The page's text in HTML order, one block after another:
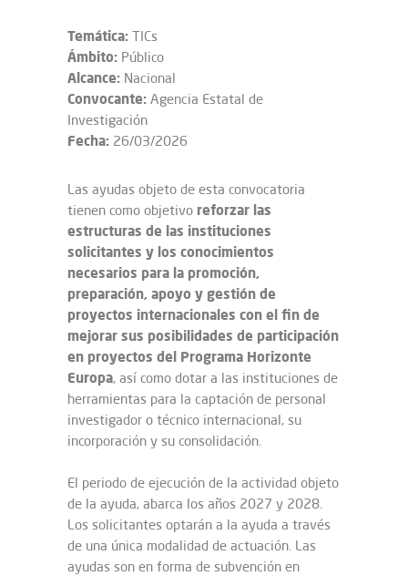
Temática: TICs
Ámbito: Público
Alcance: Nacional
Convocante: Agencia Estatal de
Investigación
Fecha: 26/03/2026
Las ayudas objeto de esta convocatoria
tienen como objetivo reforzar las
estructuras de las instituciones
solicitantes y los conocimientos
necesarios para la promoción,
preparación, apoyo y gestión de
proyectos internacionales con el fin de
mejorar sus posibilidades de participación
en proyectos del Programa Horizonte
Europa, así como dotar a las instituciones de
herramientas para la captación de personal
investigador o técnico internacional, su
incorporación y su consolidación.
El periodo de ejecución de la actividad objeto
de la ayuda, abarca los años 2027 y 2028.
Los solicitantes optarán a la ayuda a través
de una única modalidad de actuación. Las
ayudas son en forma de subvención en